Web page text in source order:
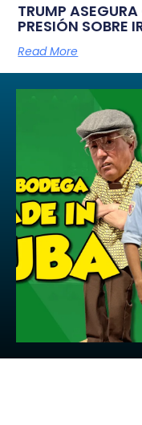
TRUMP
PRESIÓN SOBRE
Read More